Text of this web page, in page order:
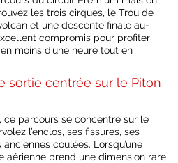
les trois cirques, le Trou de
et une descente finale au-
compromis pour profiter
moins d’une heure tout en
sortie centrée sur le Piton
ce parcours se concentre sur le
l’enclos, ses fissures, ses
coulées. Lorsqu’une
aérienne prend une dimension rare